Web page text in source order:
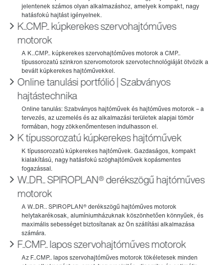
K..CMP.. kúpkerekes szervohajtóműves
motorok
Online tanulási portfólió | Szabványos
hajtástechnika
K típussorozatú kúpkerekes hajtóművek
W..DR.. SPIROPLAN® derékszögű hajtóműves
motorok
F..CMP.. lapos szervohajtóműves motorok